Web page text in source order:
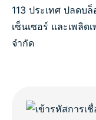
113 ประเทศ ปลดบ
เซ็นเซอร์ และเพลิด
จำกัด